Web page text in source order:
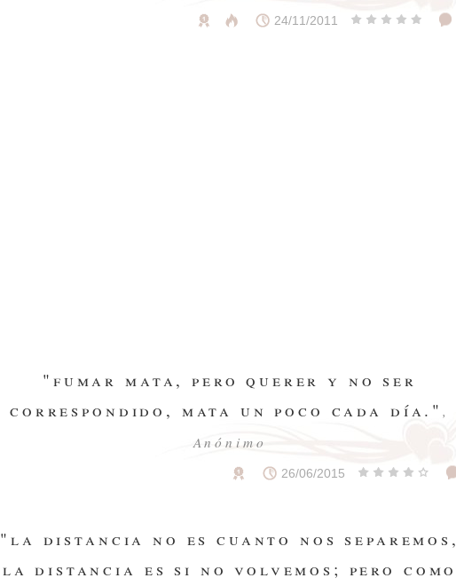
24/11/2011
"fumar mata, pero querer y no ser
correspondido, mata un poco cada día.",
Anónimo
26/06/2015
"la distancia no es cuanto nos separemos,
la distancia es si no volvemos; pero como